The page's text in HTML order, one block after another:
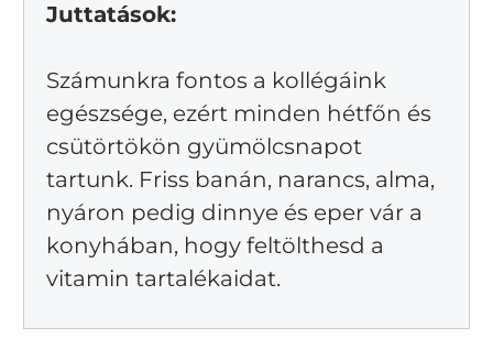
Juttatások:
Számunkra fontos a kollégáink
egészsége, ezért minden hétfőn és
csütörtökön gyümölcsnapot
tartunk. Friss banán, narancs, alma,
nyáron pedig dinnye és eper vár a
konyhában, hogy feltölthesd a
vitamin tartalékaidat.